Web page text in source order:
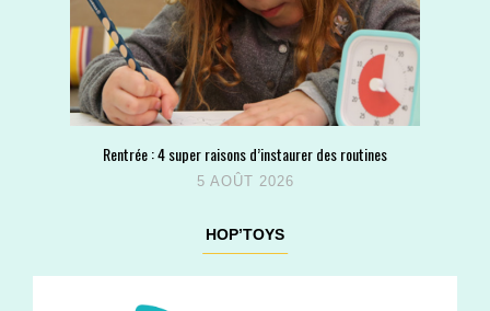
Rentrée : 4 super raisons d’instaurer des routines
5 AOÛT 2026
HOP’TOYS